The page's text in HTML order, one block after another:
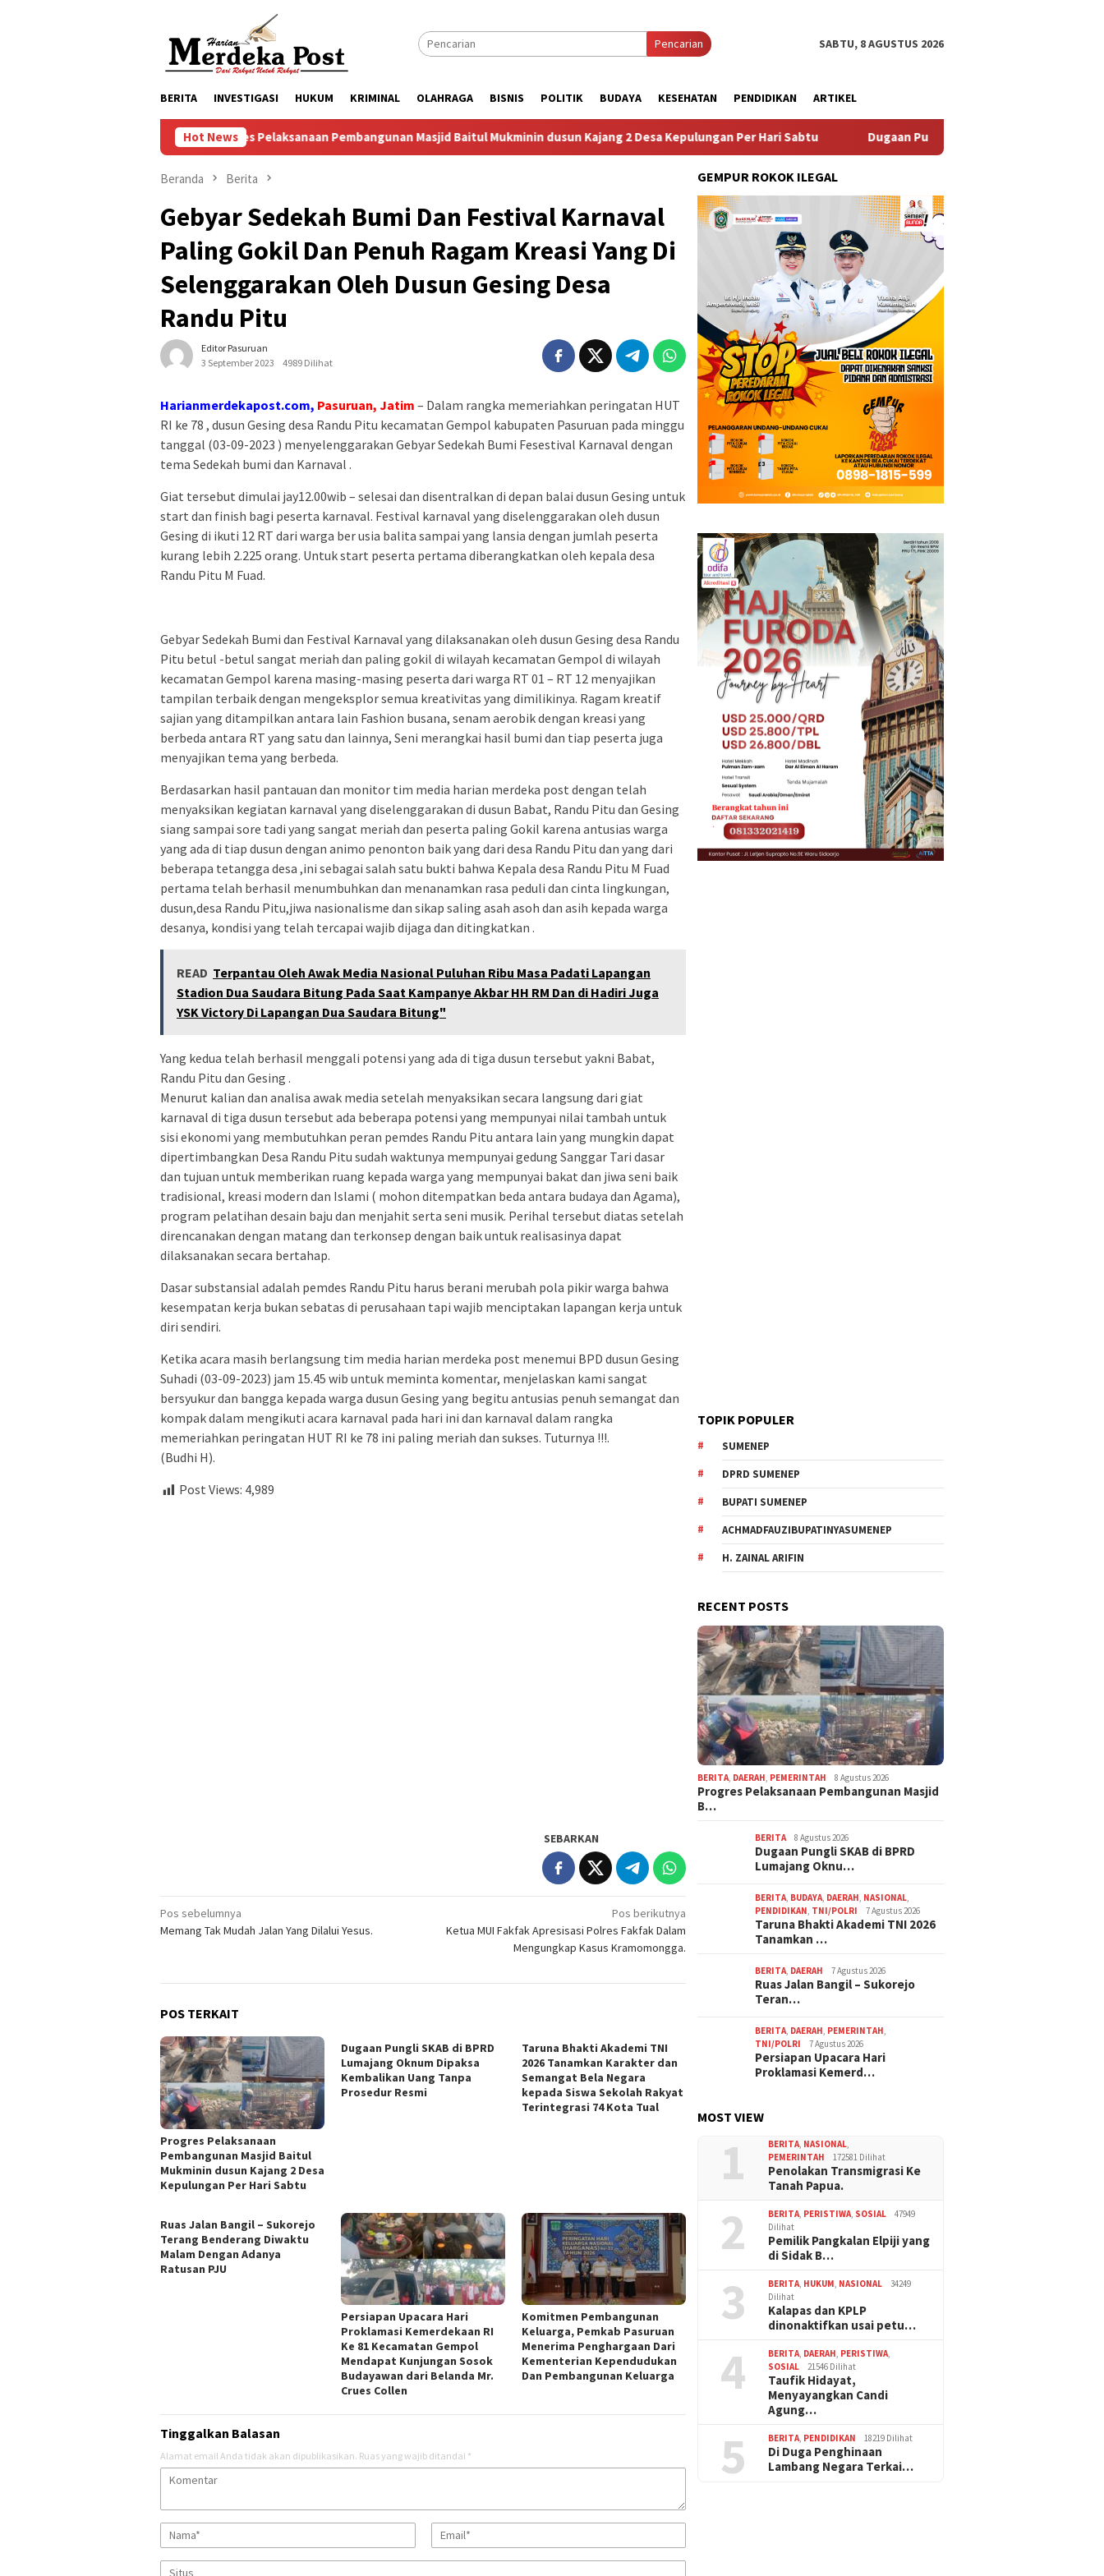
Pencarian SABTU, 8 AGUSTUS 2026
BERITA INVESTIGASI HUKUM KRIMINAL OLAHRAGA BISNIS POLITIK BUDAYA KESEHATAN PENDIDIKAN ARTIKEL
Hot News
Progres Pelaksanaan Pembangunan Masjid Baitul Mukminin dusun Kajang 2 Desa Kepulungan Per Hari Sabtu Dugaan Pungli SKAB di BPRD Lumajang Oknum Dipaksa
Beranda Berita
Gebyar Sedekah Bumi Dan Festival Karnaval
Paling Gokil Dan Penuh Ragam Kreasi Yang Di
Selenggarakan Oleh Dusun Gesing Desa
Randu Pitu
Editor Pasuruan
3 September 2023
4989 Dilihat
Harianmerdekapost.com, Pasuruan, Jatim – Dalam rangka memeriahkan peringatan HUT
RI ke 78 , dusun Gesing desa Randu Pitu kecamatan Gempol kabupaten Pasuruan pada minggu
tanggal (03-09-2023 ) menyelenggarakan Gebyar Sedekah Bumi Fesestival Karnaval dengan
tema Sedekah bumi dan Karnaval .
Giat tersebut dimulai jay12.00wib – selesai dan disentralkan di depan balai dusun Gesing untuk
start dan finish bagi peserta karnaval. Festival karnaval yang diselenggarakan oleh dusun
Gesing di ikuti 12 RT dari warga ber usia balita sampai yang lansia dengan jumlah peserta
kurang lebih 2.225 orang. Untuk start peserta pertama diberangkatkan oleh kepala desa
Randu Pitu M Fuad.
Gebyar Sedekah Bumi dan Festival Karnaval yang dilaksanakan oleh dusun Gesing desa Randu
Pitu betul -betul sangat meriah dan paling gokil di wilayah kecamatan Gempol di wilayah
kecamatan Gempol karena masing-masing peserta dari warga RT 01 – RT 12 menyajikan
tampilan terbaik dengan mengeksplor semua kreativitas yang dimilikinya. Ragam kreatif
sajian yang ditampilkan antara lain Fashion busana, senam aerobik dengan kreasi yang
berbeda antara RT yang satu dan lainnya, Seni merangkai hasil bumi dan tiap peserta juga
menyajikan tema yang berbeda.
Berdasarkan hasil pantauan dan monitor tim media harian merdeka post dengan telah
menyaksikan kegiatan karnaval yang diselenggarakan di dusun Babat, Randu Pitu dan Gesing
siang sampai sore tadi yang sangat meriah dan peserta paling Gokil karena antusias warga
yang ada di tiap dusun dengan animo penonton baik yang dari desa Randu Pitu dan yang dari
beberapa tetangga desa ,ini sebagai salah satu bukti bahwa Kepala desa Randu Pitu M Fuad
pertama telah berhasil menumbuhkan dan menanamkan rasa peduli dan cinta lingkungan,
dusun,desa Randu Pitu,jiwa nasionalisme dan sikap saling asah asoh dan asih kepada warga
desanya, kondisi yang telah tercapai wajib dijaga dan ditingkatkan .
READ Terpantau Oleh Awak Media Nasional Puluhan Ribu Masa Padati Lapangan
Stadion Dua Saudara Bitung Pada Saat Kampanye Akbar HH RM Dan di Hadiri Juga
YSK Victory Di Lapangan Dua Saudara Bitung"
Yang kedua telah berhasil menggali potensi yang ada di tiga dusun tersebut yakni Babat,
Randu Pitu dan Gesing .
Menurut kalian dan analisa awak media setelah menyaksikan secara langsung dari giat
karnaval di tiga dusun tersebut ada beberapa potensi yang mempunyai nilai tambah untuk
sisi ekonomi yang membutuhkan peran pemdes Randu Pitu antara lain yang mungkin dapat
dipertimbangkan Desa Randu Pitu sudah waktunya mempunyai gedung Sanggar Tari dasar
dan tujuan untuk memberikan ruang kepada warga yang mempunyai bakat dan jiwa seni baik
tradisional, kreasi modern dan Islami ( mohon ditempatkan beda antara budaya dan Agama),
program pelatihan desain baju dan menjahit serta seni musik. Perihal tersebut diatas setelah
direncanakan dengan matang dan terkonsep dengan baik untuk realisasinya dapat
dilaksanakan secara bertahap.
Dasar substansial adalah pemdes Randu Pitu harus berani merubah pola pikir warga bahwa
kesempatan kerja bukan sebatas di perusahaan tapi wajib menciptakan lapangan kerja untuk
diri sendiri.
Ketika acara masih berlangsung tim media harian merdeka post menemui BPD dusun Gesing
Suhadi (03-09-2023) jam 15.45 wib untuk meminta komentar, menjelaskan kami sangat
bersyukur dan bangga kepada warga dusun Gesing yang begitu antusias penuh semangat dan
kompak dalam mengikuti acara karnaval pada hari ini dan karnaval dalam rangka
memeriahkan peringatan HUT RI ke 78 ini paling meriah dan sukses. Tuturnya !!!.
(Budhi H).
Post Views: 4,989
SEBARKAN
Navigasi
pos
Pos sebelumnya
Memang Tak Mudah Jalan Yang Dilalui Yesus.
Pos berikutnya
Ketua MUI Fakfak Apresisasi Polres Fakfak Dalam
Mengungkap Kasus Kramomongga.
POS TERKAIT
Progres Pelaksanaan
Pembangunan Masjid Baitul
Mukminin dusun Kajang 2 Desa
Kepulungan Per Hari Sabtu
Dugaan Pungli SKAB di BPRD
Lumajang Oknum Dipaksa
Kembalikan Uang Tanpa
Prosedur Resmi
Taruna Bhakti Akademi TNI
2026 Tanamkan Karakter dan
Semangat Bela Negara
kepada Siswa Sekolah Rakyat
Terintegrasi 74 Kota Tual
Ruas Jalan Bangil – Sukorejo
Terang Benderang Diwaktu
Malam Dengan Adanya
Ratusan PJU
Persiapan Upacara Hari
Proklamasi Kemerdekaan RI
Ke 81 Kecamatan Gempol
Mendapat Kunjungan Sosok
Budayawan dari Belanda Mr.
Crues Collen
Komitmen Pembangunan
Keluarga, Pemkab Pasuruan
Menerima Penghargaan Dari
Kementerian Kependudukan
Dan Pembangunan Keluarga
Tinggalkan Balasan
Alamat email Anda tidak akan dipublikasikan. Ruas yang wajib ditandai *
GEMPUR ROKOK ILEGAL
TOPIK POPULER
SUMENEP
DPRD SUMENEP
BUPATI SUMENEP
ACHMADFAUZIBUPATINYASUMENEP
H. ZAINAL ARIFIN
RECENT POSTS
BERITA, DAERAH, PEMERINTAH 8 Agustus 2026
Progres Pelaksanaan Pembangunan Masjid
B…
BERITA 8 Agustus 2026
Dugaan Pungli SKAB di BPRD
Lumajang Oknu…
BERITA, BUDAYA, DAERAH, NASIONAL,
PENDIDIKAN, TNI/POLRI 7 Agustus 2026
Taruna Bhakti Akademi TNI 2026
Tanamkan …
BERITA, DAERAH 7 Agustus 2026
Ruas Jalan Bangil – Sukorejo
Teran…
BERITA, DAERAH, PEMERINTAH,
TNI/POLRI
7 Agustus 2026
Persiapan Upacara Hari
Proklamasi Kemerd…
MOST VIEW
1 BERITA, NASIONAL,
PEMERINTAH
172581 Dilihat
Penolakan Transmigrasi Ke
Tanah Papua.
2 BERITA, PERISTIWA, SOSIAL
47949
Dilihat
Pemilik Pangkalan Elpiji yang
di Sidak B…
3 BERITA, HUKUM, NASIONAL
34249
Dilihat
Kalapas dan KPLP
dinonaktifkan usai petu…
4 BERITA, DAERAH, PERISTIWA,
SOSIAL
21546 Dilihat
Taufik Hidayat,
Menyayangkan Candi
Agung…
5 BERITA, PENDIDIKAN 18219 Dilihat
Di Duga Penghinaan
Lambang Negara Terkai…